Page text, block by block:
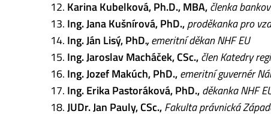
Karina Kubelková, Ph.D., MBA,členka
Ing. Jana Kušnírová, PhD.,proděkanka pro
Ing. Ján Lisý, PhD.,emeritní děkan NHF EU
Ing. Jaroslav Macháček, CSc.,člen Katedry
Ing. Jozef Makúch, PhD.,emeritní guvernér
Ing. Erika Pastoráková, PhD.,děkanka NHF
JUDr. Jan Pauly, CSc.,Fakulta právnická